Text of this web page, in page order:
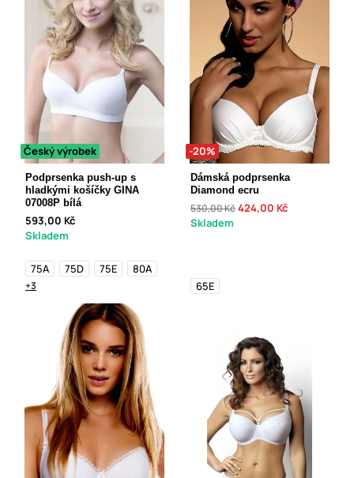
Český výrobek
Podprsenka push-up s
hladkými košíčky GINA
07008P bílá
593,00 Kč
Skladem
75A 75D 75E 80A
+3
-20%
Dámská podprsenka
Diamond ecru
530,00 Kč424,00 Kč
Skladem
65E